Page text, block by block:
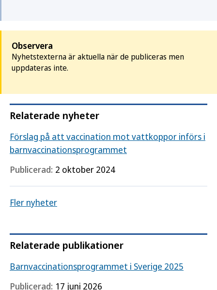
Observera
Nyhetstexterna är aktuella när de publiceras men
uppdateras inte.
Relaterade nyheter
Förslag på att vaccination mot vattkoppor införs i
barnvaccinationsprogrammet
Publicerad: 2 oktober 2024
Fler nyheter
Relaterade publikationer
Barnvaccinationsprogrammet i Sverige 2025
Publicerad: 17 juni 2026